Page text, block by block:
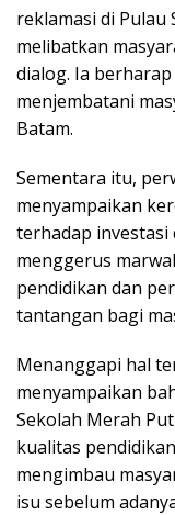
reklamasi di Pulau
melibatkan
dialog. Ia
menjembatani
Batam.
Sementara itu,
menyampaikan
terhadap investasi
menggerus
pendidikan dan
tantangan bagi
Menanggapi hal
menyampaikan
Sekolah Merah
kualitas
mengimbau
isu sebelum